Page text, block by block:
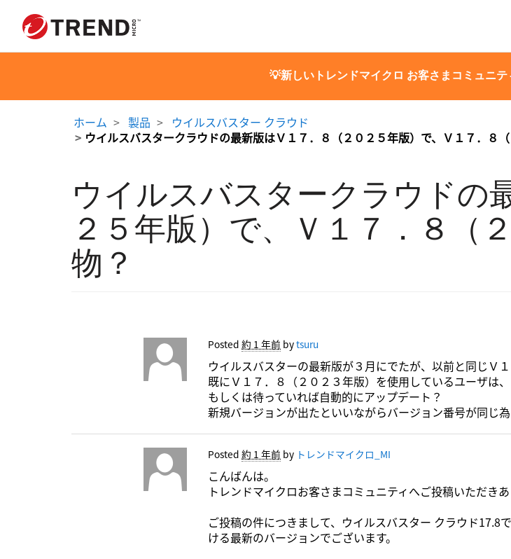
💡新しいトレンドマイクロ お客さまコミュニテ
ホーム 製品
ウイルスバスター クラウド
ウイルスバスタークラウドの最新版はＶ１７．８（２０２５年版）で、Ｖ１７．８
ウイルスバスタークラウドの
２５年版）で、Ｖ１７．８
物？
Posted 約 1 年前 bytsuru
ウイルスバスターの最新版が３月にでたが、以前と同じＶ１
既にＶ１７．８（２０２３年版）を使用しているユーザは
もしくは待っていれば自動的にアップデート？
新規バージョンが出たといいながらバージョン番号が同じ為
Posted 約 1 年前 by トレンドマイクロ_MI
こんばんは。
トレンドマイクロお客さまコミュニティへご投稿いただきあ
ご投稿の件につきまして、ウイルスバスター クラウド
ける最新のバージョンでございます。